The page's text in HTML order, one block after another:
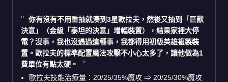
你有沒有不用重抽就湊到3星歐拉夫，然後又抽到「巨獸
決意」（金級「泰坦的決意」增幅裝置），結果家裡大停
電？沒事，我也沒遇過這種事，我都得用初級英雄複製裝
置。歐拉夫的標準配置魔法攻擊不小心太多了，讓他做為1
費單位有點太硬。
歐拉夫技能治療量：20/25/35%魔攻 ⇒ 20/25/30%魔攻